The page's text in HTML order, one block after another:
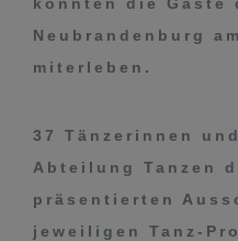
Neubrandenburg
miterleben.
37 Tänzerinnen
Abteilung Tanzen
präsentierten
jeweiligen Tanz-